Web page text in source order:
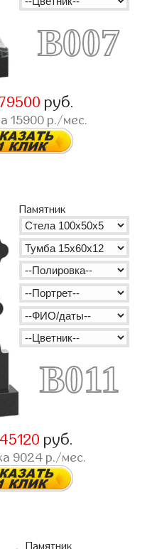
B007
руб.
15900 р./мес.
B011
Памятник
45120 руб.
9024р./мес.
Памятник